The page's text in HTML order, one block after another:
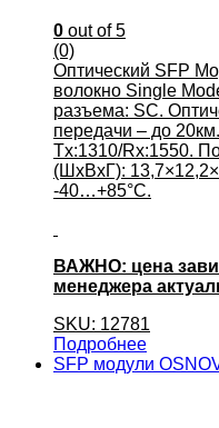
0 out of 5
(0)
Оптический SFP
волокно Single
разъема: SC.
передачи – до
Tx:1310/Rx:1550.
(ШхВхГ):
-40…+85°С.
ВАЖНО: цена
менеджера
SKU: 12781
Подробнее
SFP модули